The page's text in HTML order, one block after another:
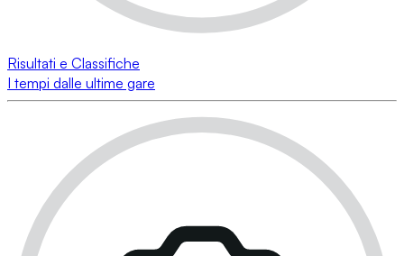
Risultati e Classifiche
I tempi dalle ultime gare